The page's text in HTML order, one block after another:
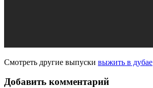
Смотреть другие выпуски выжить в дубае
Добавить комментарий